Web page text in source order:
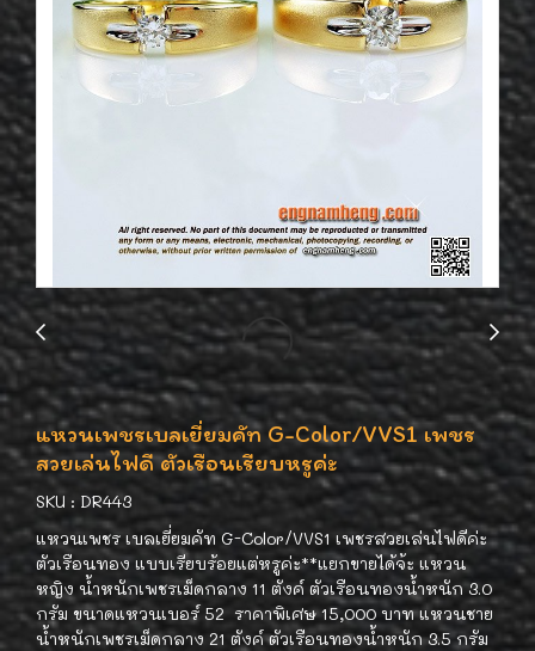
แหวนเพชรเบลเยี่ยมคัท G-Color/VVS1 เพชร
สวยเล่นไฟดี ตัวเรือนเรียบหรูค่ะ
SKU : DR443
แหวนเพชร เบลเยี่ยมคัท G-Color/VVS1 เพชรสวยเล่นไฟดีค่ะ
ตัวเรือนทอง แบบเรียบร้อยแต่หรูค่ะ**แยกขายได้จ้ะ แหวน
หญิง น้ำหนักเพชรเม็ดกลาง 11 ตังค์ ตัวเรือนทองน้ำหนัก 3.0
กรัม ขนาดแหวนเบอร์ 52 ราคาพิเศษ 15,000 บาท แหวนชาย
น้ำหนักเพชรเม็ดกลาง 21 ตังค์ ตัวเรือนทองน้ำหนัก 3.5 กรัม